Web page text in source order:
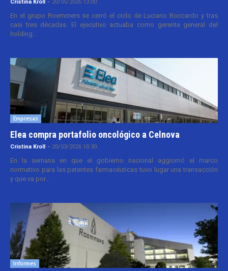
Cristina Kroll - 20/05/2026 13:00
En el grupo Roemmers se cerró el ciclo de Luciano Boccardo y tras
casi tres décadas. El ejecutivo actuaba como gerente general del
holding...
Empresas
Elea compra portafolio oncológico a Celnova
Cristina Kroll - 20/03/2026 10:30
En la semana en que el gobierno nacional aggiornó el marco
normativo para las patentes farmacéuticas tuvo lugar una transacción
y que va por...
Informes